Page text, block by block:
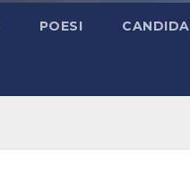
POESI CANDIDA